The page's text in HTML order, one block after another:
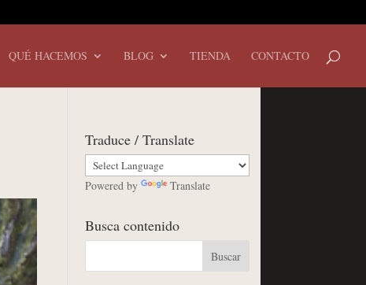
QUÉ HACEMOS BLOG TIENDA CONTACTO
Traduce / Translate
Powered by Translate
Busca contenido